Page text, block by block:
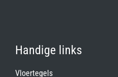
Handige links
Vloertegels